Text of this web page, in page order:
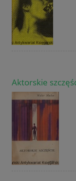
Aktorskie